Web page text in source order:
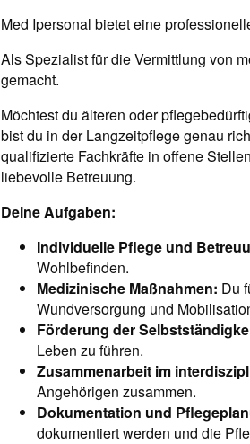
Med Ipersonal bietet eine
Als Spezialist für die Vermittlung von
gemacht.
Möchtest du älteren oder
bist du in der Langzeitpflege genau
qualifizierte Fachkräfte in offene
liebevolle Betreuung.
Deine Aufgaben:
Individuelle Pflege und
Wohlbefinden.
Medizinische Maßnahmen: Du
Wundversorgung und
Förderung der
Leben zu führen.
Zusammenarbeit im
Angehörigen zusammen.
Dokumentation und
dokumentiert werden und die